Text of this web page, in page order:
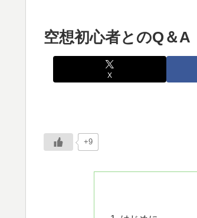
空想初心者とのQ＆A
X
+9